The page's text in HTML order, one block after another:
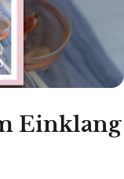
Einklang